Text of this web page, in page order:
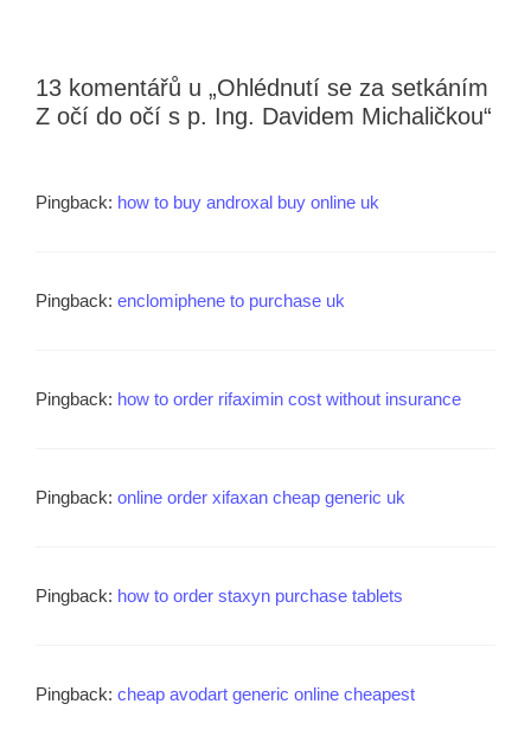
13 komentářů u „Ohlédnutí se za setkáním
Z očí do očí s p. Ing. Davidem Michaličkou“
Pingback: how to buy androxal buy online uk
Pingback: enclomiphene to purchase uk
Pingback: how to order rifaximin cost without insurance
Pingback: online order xifaxan cheap generic uk
Pingback: how to order staxyn purchase tablets
Pingback: cheap avodart generic online cheapest